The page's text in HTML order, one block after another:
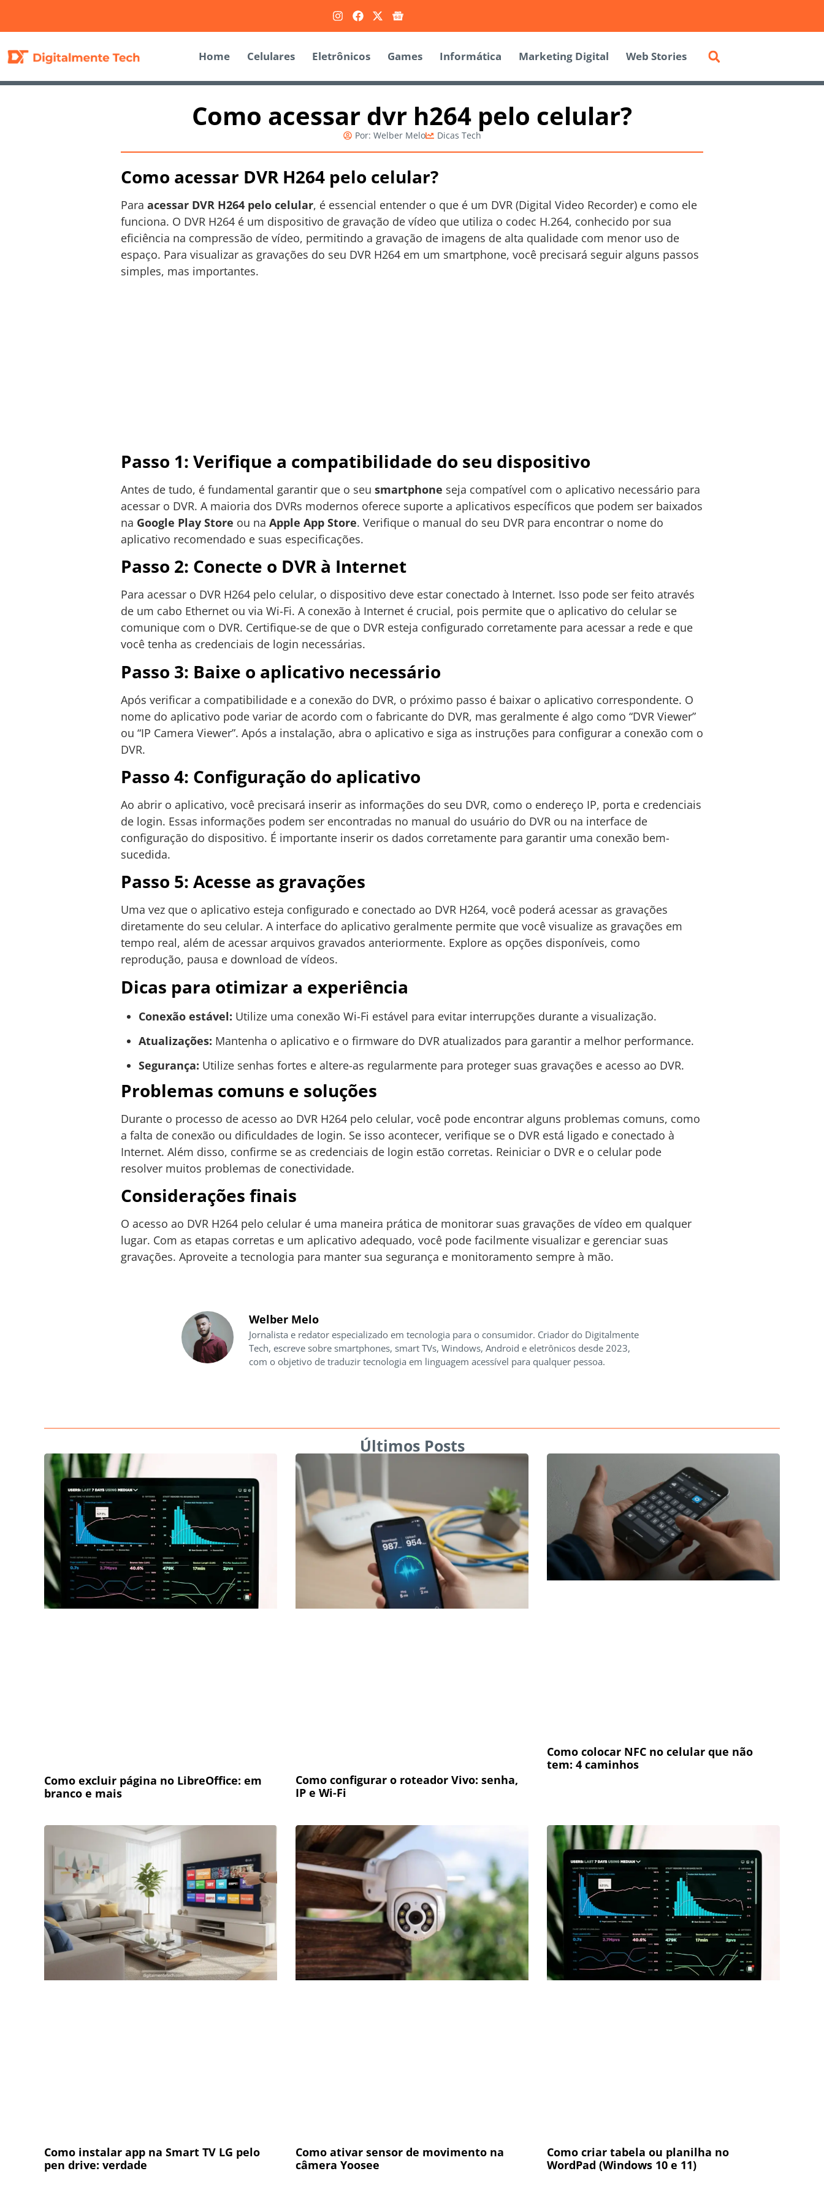
Home Celulares Eletrônicos Games Informática Marketing Digital Web Stories
Como acessar dvr h264 pelo celular?
Por: Welber Melo Dicas Tech
Como acessar DVR H264 pelo celular?
Para acessar DVR H264 pelo celular, é essencial entender o que é um DVR (Digital Video Recorder) e como ele
funciona. O DVR H264 é um dispositivo de gravação de vídeo que utiliza o codec H.264, conhecido por sua
eficiência na compressão de vídeo, permitindo a gravação de imagens de alta qualidade com menor uso de
espaço. Para visualizar as gravações do seu DVR H264 em um smartphone, você precisará seguir alguns passos
simples, mas importantes.
Passo 1: Verifique a compatibilidade do seu dispositivo
Antes de tudo, é fundamental garantir que o seu smartphone seja compatível com o aplicativo necessário para
acessar o DVR. A maioria dos DVRs modernos oferece suporte a aplicativos específicos que podem ser baixados
na Google Play Store ou na Apple App Store. Verifique o manual do seu DVR para encontrar o nome do
aplicativo recomendado e suas especificações.
Passo 2: Conecte o DVR à Internet
Para acessar o DVR H264 pelo celular, o dispositivo deve estar conectado à Internet. Isso pode ser feito através
de um cabo Ethernet ou via Wi-Fi. A conexão à Internet é crucial, pois permite que o aplicativo do celular se
comunique com o DVR. Certifique-se de que o DVR esteja configurado corretamente para acessar a rede e que
você tenha as credenciais de login necessárias.
Passo 3: Baixe o aplicativo necessário
Após verificar a compatibilidade e a conexão do DVR, o próximo passo é baixar o aplicativo correspondente. O
nome do aplicativo pode variar de acordo com o fabricante do DVR, mas geralmente é algo como “DVR Viewer”
ou “IP Camera Viewer”. Após a instalação, abra o aplicativo e siga as instruções para configurar a conexão com o
DVR.
Passo 4: Configuração do aplicativo
Ao abrir o aplicativo, você precisará inserir as informações do seu DVR, como o endereço IP, porta e credenciais
de login. Essas informações podem ser encontradas no manual do usuário do DVR ou na interface de
configuração do dispositivo. É importante inserir os dados corretamente para garantir uma conexão bem-
sucedida.
Passo 5: Acesse as gravações
Uma vez que o aplicativo esteja configurado e conectado ao DVR H264, você poderá acessar as gravações
diretamente do seu celular. A interface do aplicativo geralmente permite que você visualize as gravações em
tempo real, além de acessar arquivos gravados anteriormente. Explore as opções disponíveis, como
reprodução, pausa e download de vídeos.
Dicas para otimizar a experiência
Conexão estável: Utilize uma conexão Wi-Fi estável para evitar interrupções durante a visualização.
Atualizações: Mantenha o aplicativo e o firmware do DVR atualizados para garantir a melhor performance.
Segurança: Utilize senhas fortes e altere-as regularmente para proteger suas gravações e acesso ao DVR.
Problemas comuns e soluções
Durante o processo de acesso ao DVR H264 pelo celular, você pode encontrar alguns problemas comuns, como
a falta de conexão ou dificuldades de login. Se isso acontecer, verifique se o DVR está ligado e conectado à
Internet. Além disso, confirme se as credenciais de login estão corretas. Reiniciar o DVR e o celular pode
resolver muitos problemas de conectividade.
Considerações finais
O acesso ao DVR H264 pelo celular é uma maneira prática de monitorar suas gravações de vídeo em qualquer
lugar. Com as etapas corretas e um aplicativo adequado, você pode facilmente visualizar e gerenciar suas
gravações. Aproveite a tecnologia para manter sua segurança e monitoramento sempre à mão.
Welber Melo
Jornalista e redator especializado em tecnologia para o consumidor. Criador do Digitalmente
Tech, escreve sobre smartphones, smart TVs, Windows, Android e eletrônicos desde 2023,
com o objetivo de traduzir tecnologia em linguagem acessível para qualquer pessoa.
Últimos Posts
Como excluir página no LibreOffice: em
branco e mais
Como configurar o roteador Vivo: senha,
IP e Wi-Fi
Como colocar NFC no celular que não
tem: 4 caminhos
Como instalar app na Smart TV LG pelo
pen drive: verdade
Como ativar sensor de movimento na
câmera Yoosee
Como criar tabela ou planilha no
WordPad (Windows 10 e 11)